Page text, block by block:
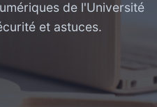
de l'Université
et astuces.